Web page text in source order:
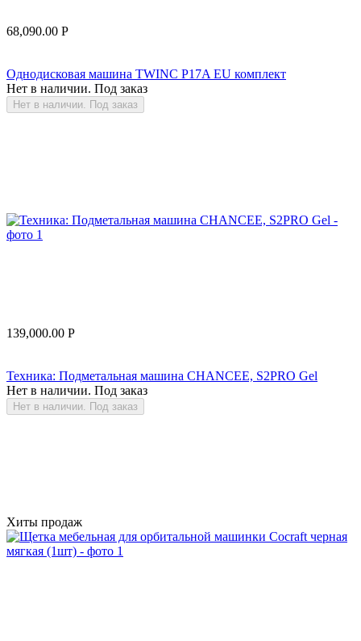
68,090.00 Р
Однодисковая машина TWINC P17A EU комплект
Нет в наличии. Под заказ
Нет в наличии. Под заказ
139,000.00 Р
Техника: Подметальная машина CHANCEE, S2PRO Gel
Нет в наличии. Под заказ
Нет в наличии. Под заказ
Хиты продаж